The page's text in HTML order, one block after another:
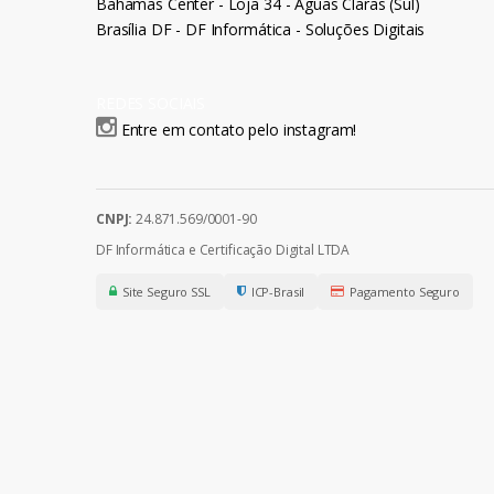
Brasília DF - DF Informática - Soluções Digitais
Entre em contato pelo instagram!
CNPJ: 24.871.569/0001-90
DF Informática e Certificação Digital LTDA
Site Seguro SSL ICP-Brasil Pagamento Seguro